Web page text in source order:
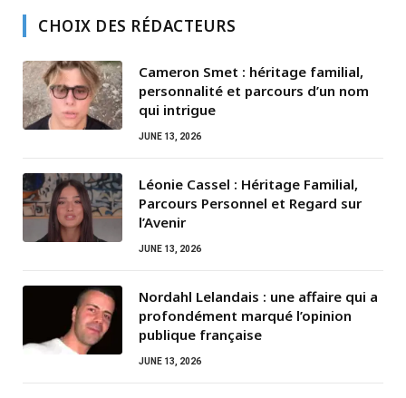
CHOIX DES RÉDACTEURS
Cameron Smet : héritage familial,
personnalité et parcours d’un nom
qui intrigue
JUNE 13, 2026
Léonie Cassel : Héritage Familial,
Parcours Personnel et Regard sur
l’Avenir
JUNE 13, 2026
Nordahl Lelandais : une affaire qui a
profondément marqué l’opinion
publique française
JUNE 13, 2026